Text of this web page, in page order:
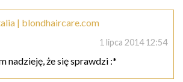
| blondhaircare.com
1 lipca 2014 12:54
nadzieję, że się sprawdzi :*